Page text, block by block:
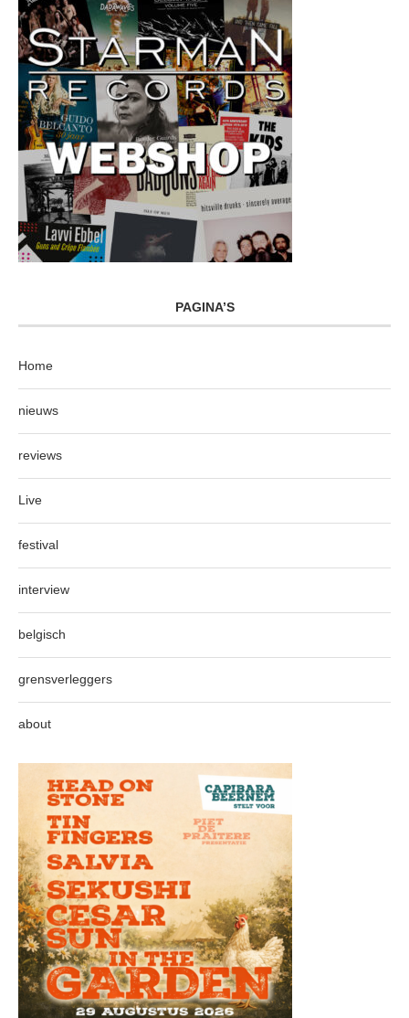
PAGINA’S
Home
nieuws
reviews
Live
festival
interview
belgisch
grensverleggers
about